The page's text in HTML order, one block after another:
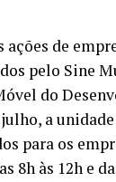
ações de
pelo Sine
do
a
para os
8h às 12h e